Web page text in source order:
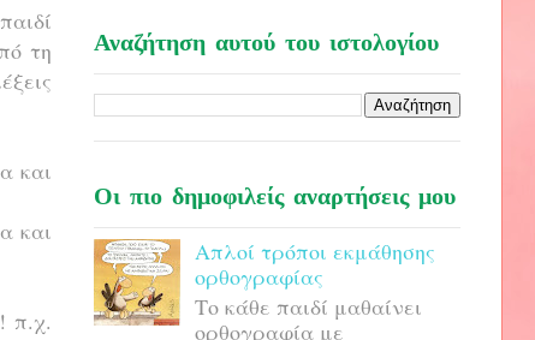
τη
και
και
π.χ.
Αναζήτηση αυτού του ιστολογίου
Οι πιο δημοφιλείς αναρτήσεις μου
Απλοί τρόποι εκμάθησης
ορθογραφίας
Το κάθε παιδί μαθαίνει
ορθογραφία με